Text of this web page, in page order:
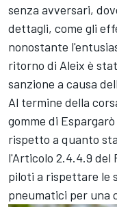
senza avversari,
dettagli, come gli
nonostante
ritorno di Aleix è
sanzione a causa
Al termine della
gomme di
rispetto a quanto
l'Articolo 2.4.4.9 del
piloti a rispettare le
pneumatici per una